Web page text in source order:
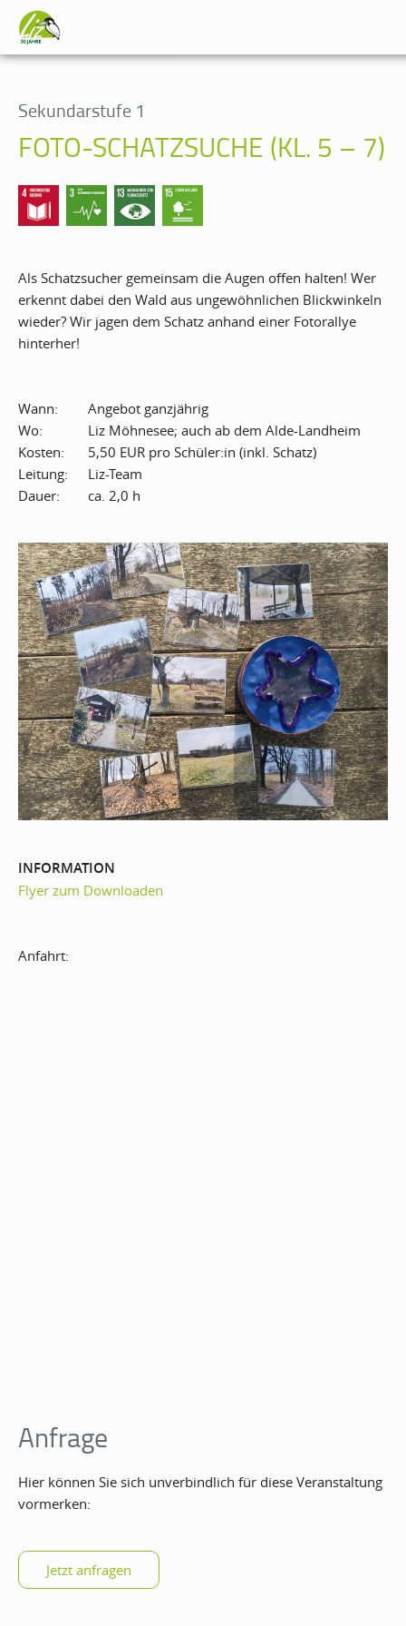
Sekundarstufe 1
FOTO-SCHATZSUCHE (KL. 5 – 7)
Als Schatzsucher gemeinsam die Augen offen halten! Wer
erkennt dabei den Wald aus ungewöhnlichen Blickwinkeln
wieder? Wir jagen dem Schatz anhand einer Fotorallye
hinterher!
Wann:
Angebot ganzjährig
Wo:
Liz Möhnesee; auch ab dem Alde-Landheim
Kosten:
5,50 EUR pro Schüler:in (inkl. Schatz)
Leitung:
Liz-Team
Dauer:
ca. 2,0 h
INFORMATION
Flyer zum Downloaden
Anfahrt:
Anfrage
Hier können Sie sich unverbindlich für diese Veranstaltung
vormerken: